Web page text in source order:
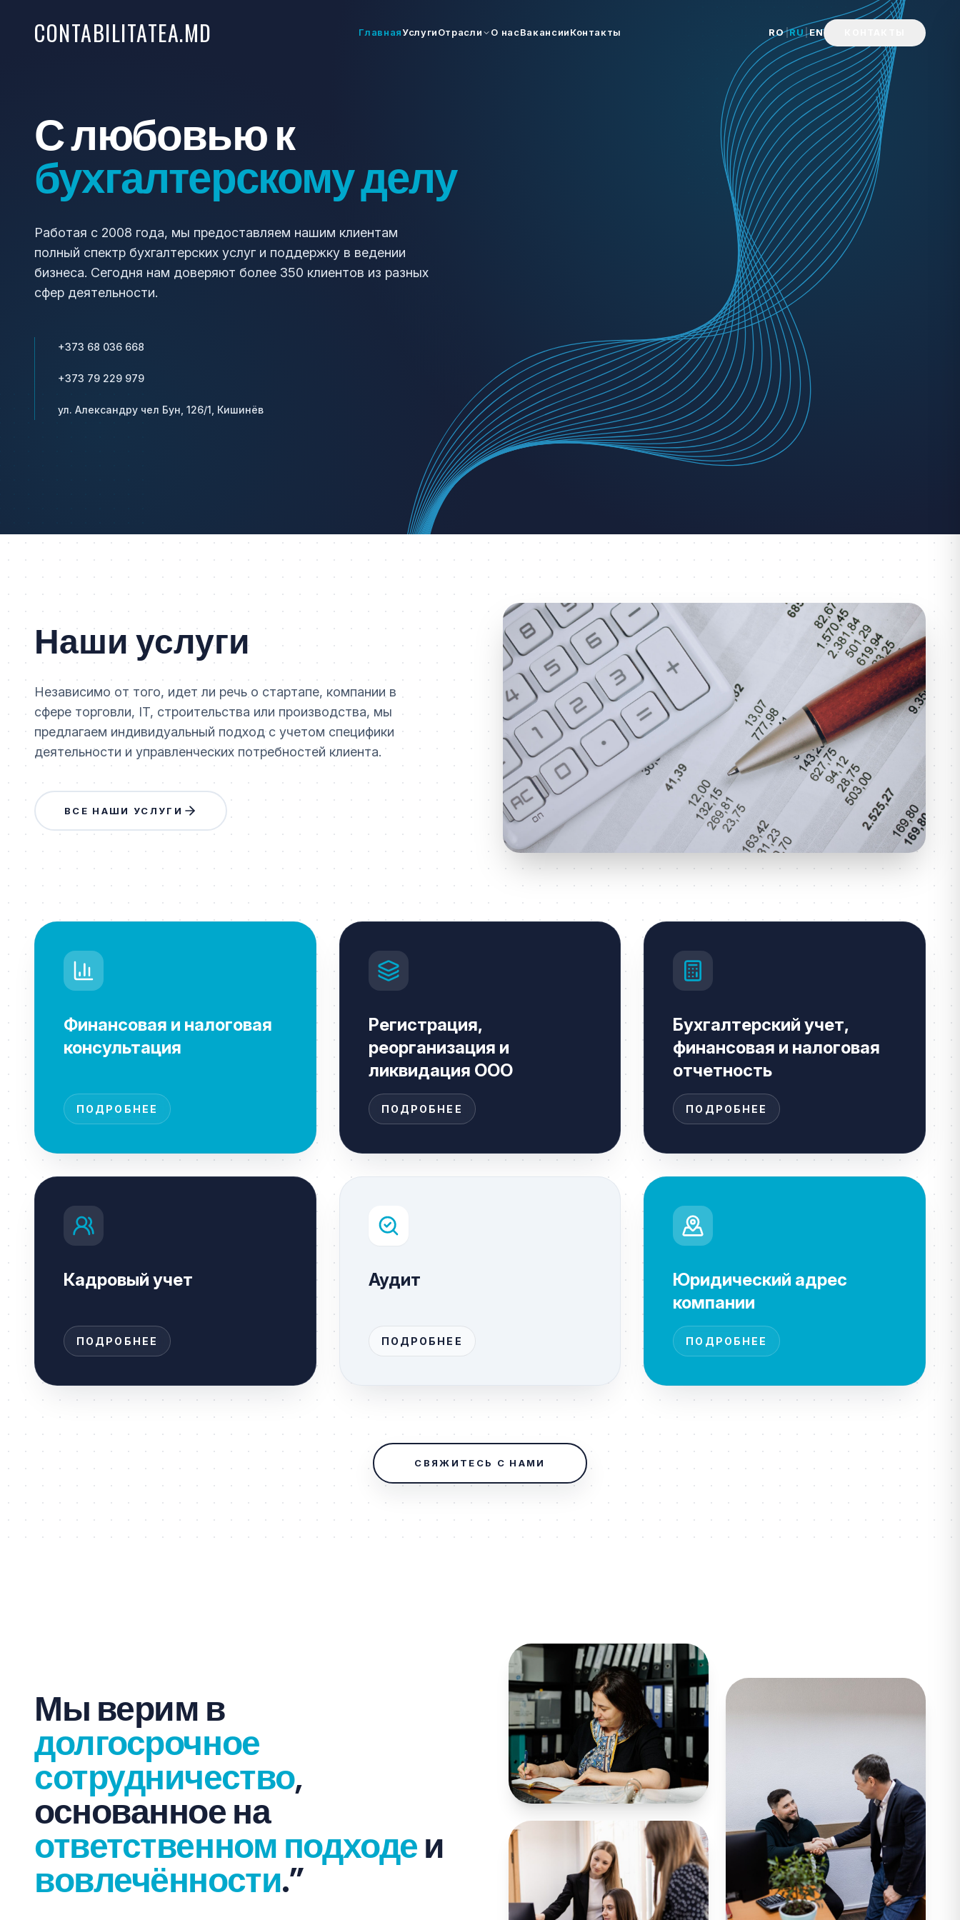
CONTABILITATEA.MD ГлавнаяУслугиОтрасли О насВакансииКонтакты RO|RU|EN
С любовью к
бухгалтерскому делу
Работая с 2008 года, мы предоставляем нашим клиентам
полный спектр бухгалтерских услуг и поддержку в ведении
бизнеса. Сегодня нам доверяют более 350 клиентов из разных
сфер деятельности.
+373 68 036 668
+373 79 229 979
ул. Александру чел Бун, 126/1, Кишинёв
Наши услуги
Независимо от того, идет ли речь о стартапе, компании в
сфере торговли, IT, строительства или производства, мы
предлагаем индивидуальный подход с учетом специфики
деятельности и управленческих потребностей клиента.
ВСЕ НАШИ УСЛУГИ
Финансовая и налоговая
консультация
ПОДРОБНЕЕ
Регистрация,
реорганизация и
ликвидация ООО
ПОДРОБНЕЕ
Бухгалтерский учет,
финансовая и налоговая
отчетность
ПОДРОБНЕЕ
Кадровый учет
ПОДРОБНЕЕ
Аудит
ПОДРОБНЕЕ
Юридический адрес
компании
ПОДРОБНЕЕ
СВЯЖИТЕСЬ С НАМИ
Мы верим в
долгосрочное
сотрудничество,
основанное на
ответственном подходеи
вовлечённости.”